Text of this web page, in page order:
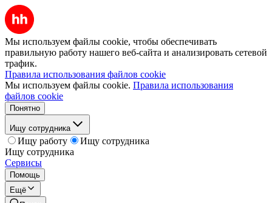
Мы используем файлы cookie, чтобы обеспечивать
правильную работу нашего веб-сайта и анализировать сетевой
трафик.
Правила использования файлов cookie
Мы используем файлы cookie. Правила использования
файлов cookie
Понятно
Ищу сотрудника
Ищу работу
Ищу сотрудника
Ищу сотрудника
Сервисы
Помощь
Ещё